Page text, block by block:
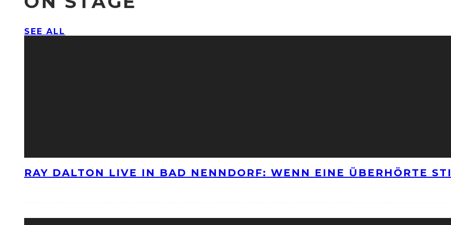
SEE ALL
RAY DALTON LIVE IN BAD NENNDORF: WENN EINE ÜBERHÖRTE